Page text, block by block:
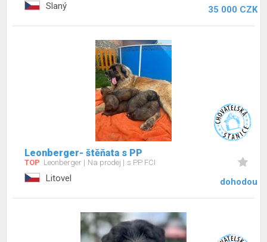
Slaný 35 000 CZK
Leonberger- štěňata s PP
TOP Leonberger Na prodej s PP FCI
Litovel dohodou